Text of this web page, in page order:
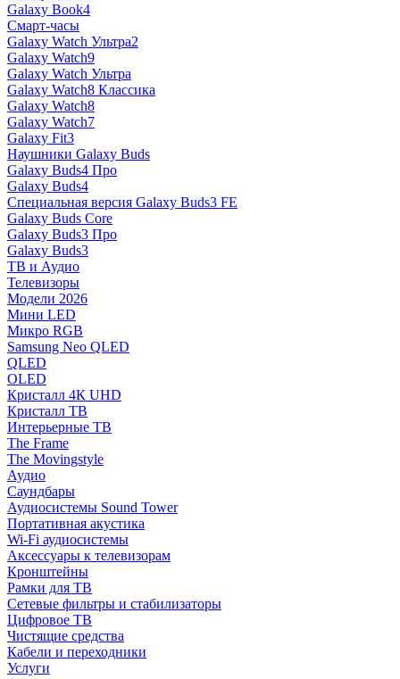
Galaxy Book4
Смарт-часы
Galaxy Watch Ультра2
Galaxy Watch9
Galaxy Watch Ультра
Galaxy Watch8 Классика
Galaxy Watch8
Galaxy Watch7
Galaxy Fit3
Наушники Galaxy Buds
Galaxy Buds4 Про
Galaxy Buds4
Специальная версия Galaxy Buds3 FE
Galaxy Buds Core
Galaxy Buds3 Про
Galaxy Buds3
ТВ и Аудио
Телевизоры
Модели 2026
Мини LED
Микро RGB
Samsung Neo QLED
QLED
OLED
Кристалл 4К UHD
Кристалл ТВ
Интерьерные ТВ
The Frame
The Movingstyle
Аудио
Саундбары
Аудиосистемы Sound Tower
Портативная акустика
Wi-Fi аудиосистемы
Аксессуары к телевизорам
Кронштейны
Рамки для ТВ
Сетевые фильтры и стабилизаторы
Цифровое ТВ
Чистящие средства
Кабели и переходники
Услуги